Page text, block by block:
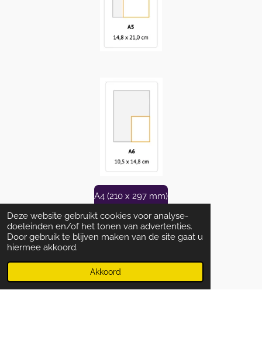
Deze website gebruikt cookies voor analyse-
doeleinden en/of het tonen van advertenties.
Door gebruik te blijven maken van de site gaat u
hiermee akkoord.
Akkoord
A4 (210 x 297 mm)